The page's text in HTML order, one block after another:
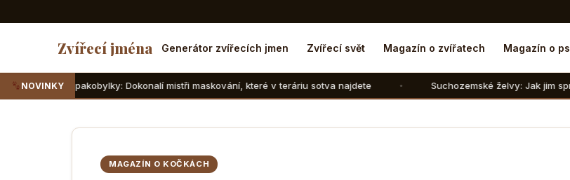
Zvířecí jména Generátor zvířecích jmen Zvířecí svět Magazín o zvířatech Magazín o
NOVINKY
pakobylky: Dokonalí mistři maskování, které v teráriu sotva najdete Suchozemské želvy: Jak jim správně
MAGAZÍN O KOČKÁCH